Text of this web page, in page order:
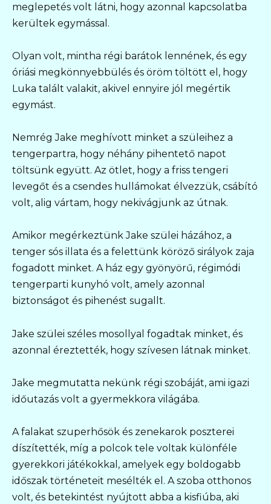
meglepetés volt látni, hogy azonnal kapcsolatba
kerültek egymással.
Olyan volt, mintha régi barátok lennének, és egy
óriási megkönnyebbülés és öröm töltött el, hogy
Luka talált valakit, akivel ennyire jól megértik
egymást.
Nemrég Jake meghívott minket a szüleihez a
tengerpartra, hogy néhány pihentető napot
töltsünk együtt. Az ötlet, hogy a friss tengeri
levegőt és a csendes hullámokat élvezzük, csábító
volt, alig vártam, hogy nekivágjunk az útnak.
Amikor megérkeztünk Jake szülei házához, a
tenger sós illata és a felettünk köröző sirályok zaja
fogadott minket. A ház egy gyönyörű, régimódi
tengerparti kunyhó volt, amely azonnal
biztonságot és pihenést sugallt.
Jake szülei széles mosollyal fogadtak minket, és
azonnal éreztették, hogy szívesen látnak minket.
Jake megmutatta nekünk régi szobáját, ami igazi
időutazás volt a gyermekkora világába.
A falakat szuperhősök és zenekarok poszterei
díszítették, míg a polcok tele voltak különféle
gyerekkori játékokkal, amelyek egy boldogabb
időszak történeteit mesélték el. A szoba otthonos
volt, és betekintést nyújtott abba a kisfiúba, aki